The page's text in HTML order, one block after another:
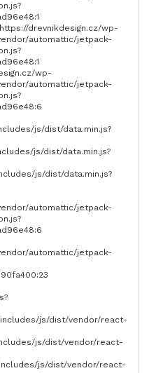
:1
https://drevnikdesign.cz/wp-
automattic/jetpack-
:1
wp-
automattic/jetpack-
:6
js/dist/data.min.js?
js/dist/data.min.js?
js/dist/data.min.js?
automattic/jetpack-
:6
automattic/jetpack-
:23
js/dist/vendor/react-
js/dist/vendor/react-
js/dist/vendor/react-